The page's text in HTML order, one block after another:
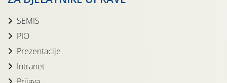
SEMIS
PIO
Prezentacije
Intranet